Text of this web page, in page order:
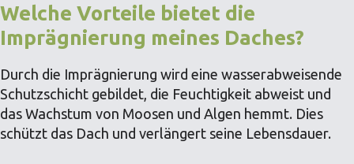
Welche Vorteile bietet die
Imprägnierung meines Daches?
Durch die Imprägnierung wird eine wasserabweisende
Schutzschicht gebildet, die Feuchtigkeit abweist und
das Wachstum von Moosen und Algen hemmt. Dies
schützt das Dach und verlängert seine Lebensdauer.